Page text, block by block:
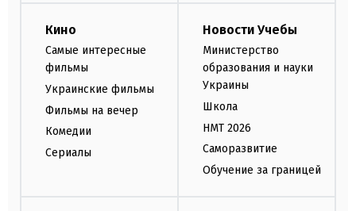
Кино
Самые интересные
фильмы
Украинские фильмы
Фильмы на вечер
Комедии
Сериалы
Новости Учебы
Министерство
образования и науки
Украины
Школа
НМТ 2026
Саморазвитие
Обучение за границей